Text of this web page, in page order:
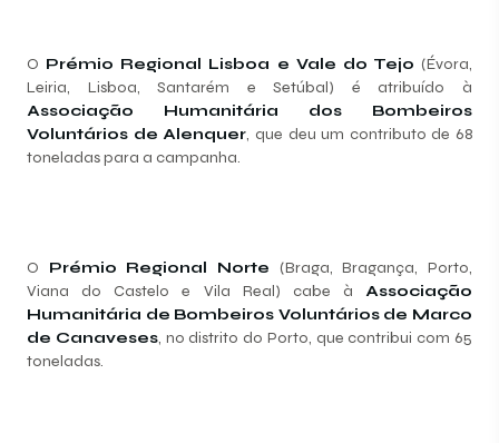
O Prémio Regional Lisboa e Vale do Tejo (Évora,
Leiria, Lisboa, Santarém e Setúbal) é atribuído à
Associação Humanitária dos Bombeiros
Voluntários de Alenquer, que deu um contributo de 68
toneladas para a campanha.
O Prémio Regional Norte (Braga, Bragança, Porto,
Viana do Castelo e Vila Real) cabe à Associação
Humanitária de Bombeiros Voluntários de Marco
de Canaveses, no distrito do Porto, que contribui com 65
toneladas.